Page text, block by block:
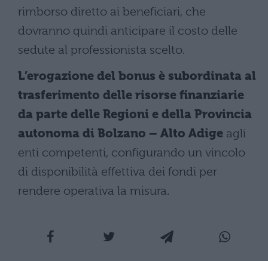
rimborso diretto ai beneficiari, che
dovranno quindi anticipare il costo delle
sedute al professionista scelto.
L’erogazione del bonus è subordinata al
trasferimento delle risorse finanziarie
da parte delle Regioni e della Provincia
autonoma di Bolzano – Alto Adige agli
enti competenti, configurando un vincolo
di disponibilità effettiva dei fondi per
rendere operativa la misura.